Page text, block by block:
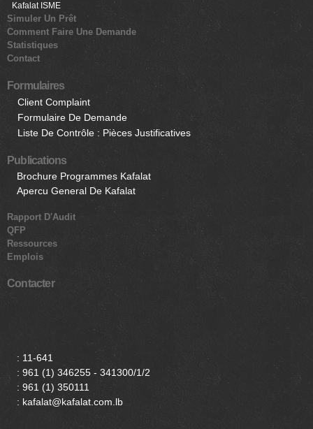
Kafalat ISME
Simuler Un Prêt
Comment Faire Une Demande
Statistiques
Contact
Formulaires
Client Complaint
Formulaire De Demande
Liste De Contrôle : Pièces Justificatives
Publications
Brochure Programmes Kafalat
Apercu General De Kafalat
Rapport D'Audit
QFP
Ressources
Emplois
Contacter
: 11-641
: 961 (1) 346255 - 341300/1/2
: 961 (1) 350111
: kafalat@kafalat.com.lb